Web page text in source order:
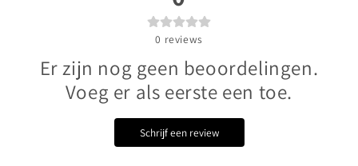
0 reviews
Er zijn nog geen beoordelingen.
Voeg er als eerste een toe.
Schrijf een review